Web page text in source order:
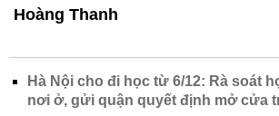
Hoàng Thanh
Hà Nội cho đi học từ 6/12: Rà soát
nơi ở, gửi quận quyết định mở cửa